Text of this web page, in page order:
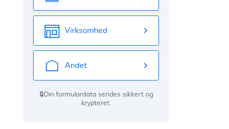
Virksomhed
Andet
🔒Din formulardata sendes sikkert og
krypteret.